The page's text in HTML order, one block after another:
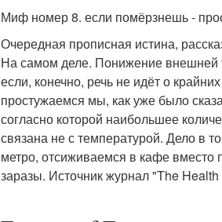
Миф номер 8. если помёрзнешь -
Очередная прописная истина,
На самом деле. Понижение внешней
если, конечно, речь не идёт о
простужаемся мы, как уже было
согласно которой наибольшее
связана не с температурой. Дело в
метро, отсиживаемся в кафе вместо
заразы. Источник журнал "The